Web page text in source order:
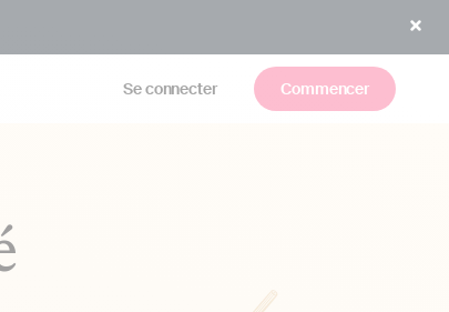
Se connecter Commencer